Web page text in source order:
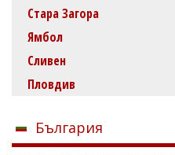
Стара Загора
Ямбол
Сливен
Пловдив
България